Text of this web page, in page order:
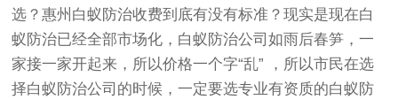
选？惠州白蚁防治收费到底有没有标准？现实是现在白
蚁防治已经全部市场化，白蚁防治公司如雨后春笋，一
家接一家开起来，所以价格一个字“乱” ，所以市民在选
择白蚁防治公司的时候，一定要选专业有资质的白蚁防